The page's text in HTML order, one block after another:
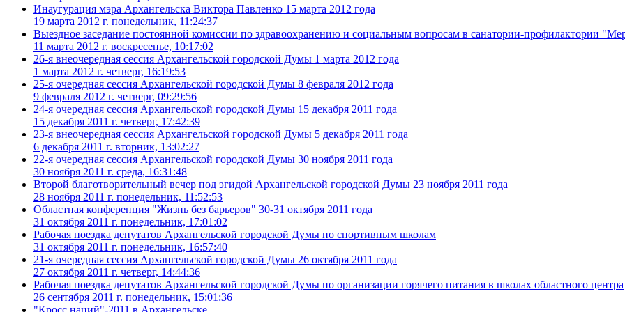
Инаугурация мэра Архангельска Виктора Павленко 15 марта 2012 года
19 марта 2012 г. понедельник, 11:24:37
Выездное заседание постоянной комиссии по здравоохранению и социальным вопросам в санатории-профилактории
11 марта 2012 г. воскресенье, 10:17:02
26-я внеочередная сессия Архангельской городской Думы 1 марта 2012 года
1 марта 2012 г. четверг, 16:19:53
25-я очередная сессия Архангельской городской Думы 8 февраля 2012 года
9 февраля 2012 г. четверг, 09:29:56
24-я очередная сессия Архангельской городской Думы 15 декабря 2011 года
15 декабря 2011 г. четверг, 17:42:39
23-я внеочередная сессия Архангельской городской Думы 5 декабря 2011 года
6 декабря 2011 г. вторник, 13:02:27
22-я очередная сессия Архангельской городской Думы 30 ноября 2011 года
30 ноября 2011 г. среда, 16:31:48
Второй благотворительный вечер под эгидой Архангельской городской Думы 23 ноября 2011 года
28 ноября 2011 г. понедельник, 11:52:53
Областная конференция "Жизнь без барьеров" 30-31 октября 2011 года
31 октября 2011 г. понедельник, 17:01:02
Рабочая поездка депутатов Архангельской городской Думы по спортивным школам
31 октября 2011 г. понедельник, 16:57:40
21-я очередная сессия Архангельской городской Думы 26 октября 2011 года
27 октября 2011 г. четверг, 14:44:36
Рабочая поездка депутатов Архангельской городской Думы по организации горячего питания в школах областного центра
26 сентября 2011 г. понедельник, 15:01:36
"Кросс наций"-2011 в Архангельске